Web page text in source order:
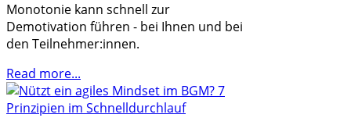
Monotonie kann schnell zur
Demotivation führen - bei Ihnen und bei
den Teilnehmer:innen.
Read more...